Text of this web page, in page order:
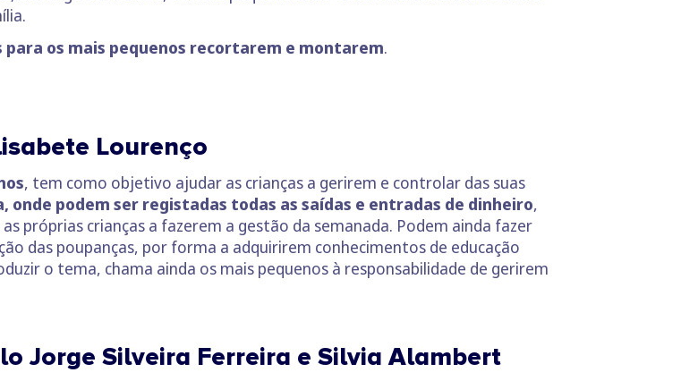
para os mais pequenos recortarem e montarem.
Lourenço
, tem como objetivo ajudar as crianças a gerirem e controlar das suas
onde podem ser registadas todas as saídas e entradas de dinheiro,
próprias crianças a fazerem a gestão da semanada. Podem ainda fazer
das poupanças, por forma a adquirirem conhecimentos de educação
o tema, chama ainda os mais pequenos à responsabilidade de gerirem
Jorge Silveira Ferreira e Silvia Alambert